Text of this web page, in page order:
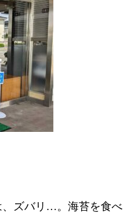
、ズバリ…。海苔を食べ